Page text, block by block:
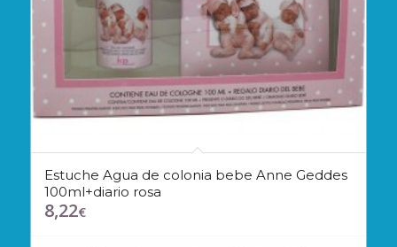
Estuche Agua de colonia bebe Anne Geddes
100ml+diario rosa
8,22€